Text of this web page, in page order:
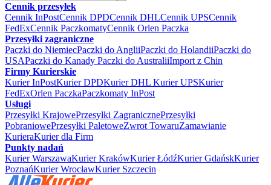
Cennik przesyłek
Cennik InPostCennik DPDCennik DHLCennik UPSCennik
FedExCennik PaczkomatyCennik Orlen Paczka
Przesyłki zagraniczne
Paczki do NiemiecPaczki do AngliiPaczki do HolandiiPaczki do
USAPaczki do Kanady Paczki do AustraliiImport z Chin
Firmy Kurierskie
Kurier InPostKurier DPDKurier DHL Kurier UPSKurier
FedExOrlen PaczkaPaczkomaty InPost
Usługi
Przesyłki KrajowePrzesyłki ZagranicznePrzesyłki
PobraniowePrzesyłki PaletoweZwrot TowaruZamawianie
KurieraKurier dla Firm
Punkty nadań
Kurier WarszawaKurier KrakówKurier ŁódźKurier GdańskKurier
PoznańKurier WrocławKurier Szczecin